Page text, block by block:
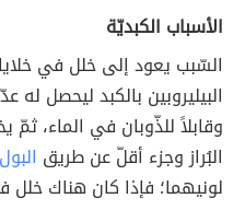
الأسباب الكبديّة
السّبب يعود إلى خلل في
البيليروبين بالكبد ليحصل
وقابلاً للذّوبان في الماء، ثمّ
البُراز وجزء أقلّ عن طريق البول
لونيهما؛ فإذا كان هناك خلل